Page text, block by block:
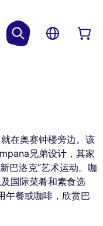
在奥赛钟楼旁边。该
兄弟设计，其家
巴洛克”艺术运动。咖
国际菜肴和素食选
午餐或咖啡，欣赏巴